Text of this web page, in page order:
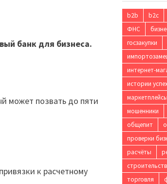
банк для бизнеса.
может позвать до пяти
к расчетному
b2b b2c
ФНС
госзакупки
интернет-
истории
маркетплейсы
мошенники
общепит
проверки
расчёты
торговля